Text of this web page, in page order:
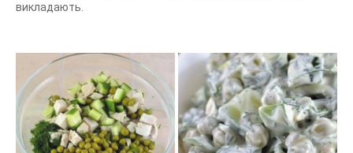
викладають.